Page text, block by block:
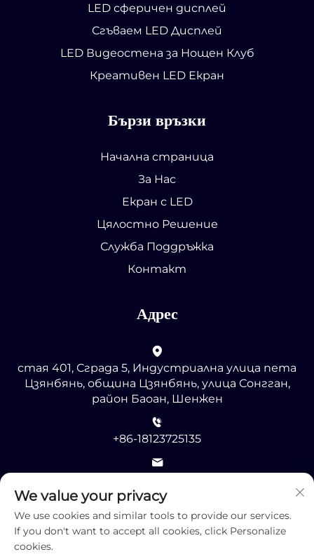
LED сферичен дисплей
Сгъваем LED Дисплей
LED Видеостена за Нощен Клуб
Креативен LED Екран
Бързи връзки
Начална страница
За Нас
Екран с LED
Цялостно Решение
Служба Поддръжка
Контакт
Адрес
стая 401, Сграда 5, Индустриална улица пета
Цзянбянь, община Цзянбянь, улица Сонгган,
район Баоан, Шенжен
+86-18123725135
We value your privacy
We use cookies and similar tools to provide our services.
If you don't want to accept all cookies, click Personalize
cookies.